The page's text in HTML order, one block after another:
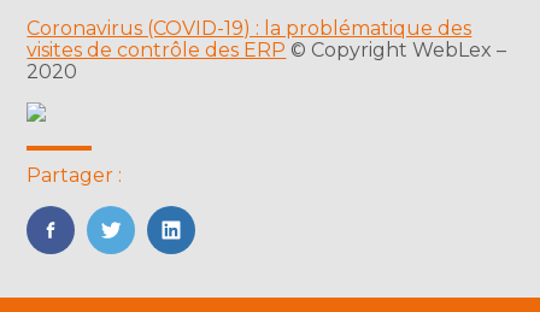
Coronavirus (COVID-19) : la problématique des
visites de contrôle des ERP © Copyright WebLex –
2020
Partager :
FaceBook
TwitterLinkedIn